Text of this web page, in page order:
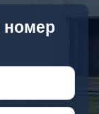
номер